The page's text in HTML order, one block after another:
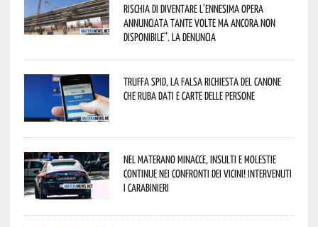
rischia di diventare l’ennesima opera
annunciata tante volte ma ancora non
disponibile”. La denuncia
Truffa Spid, la falsa richiesta del canone
che ruba dati e carte delle persone
Nel materano minacce, insulti e molestie
continue nei confronti dei vicini! Intervenuti
i Carabinieri